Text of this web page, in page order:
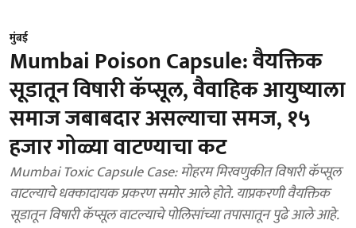
मुंबई
Mumbai Poison Capsule: वैयक्तिक
सूडातून विषारी कॅप्सूल, वैवाहिक आयुष्याला
समाज जबाबदार असल्याचा समज, १५
हजार गोळ्या वाटण्याचा कट
Mumbai Toxic Capsule Case: मोहरम मिरवणुकीत विषारी कॅप्सूल
वाटल्याचे धक्कादायक प्रकरण समोर आले होते. याप्रकरणी वैयक्तिक
सूडातून विषारी कॅप्सूल वाटल्याचे पोलिसांच्या तपासातून पुढे आले आहे.